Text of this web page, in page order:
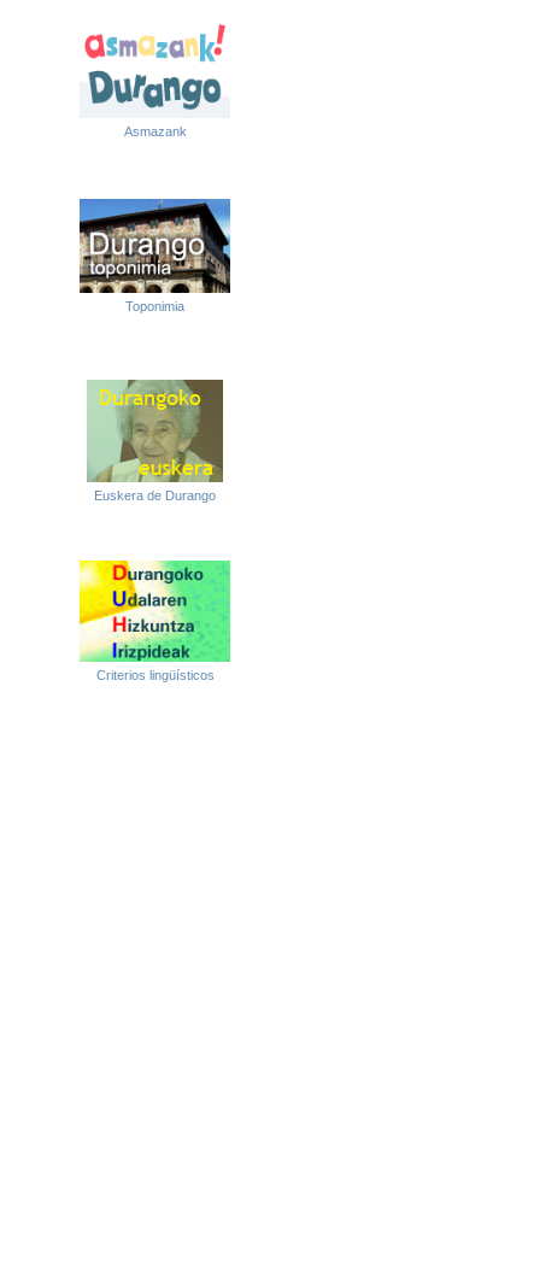
Asmazank
Toponimia
Euskera de Durango
Criterios lingüísticos